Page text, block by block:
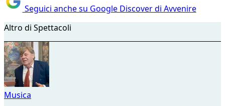
Seguici anche su Google Discover di Avvenire
Altro di Spettacoli
Musica